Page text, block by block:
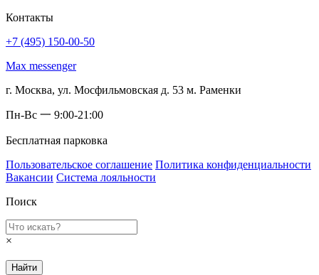
Контакты
+7 (495) 150-00-50
Max messenger
г. Москва, ул. Мосфильмовская д. 53 м. Раменки
Пн-Вс 一 9:00-21:00
Бесплатная парковка
Пользовательское соглашение Политика конфиденциальности
Вакансии Система лояльности
Поиск
×
Найти